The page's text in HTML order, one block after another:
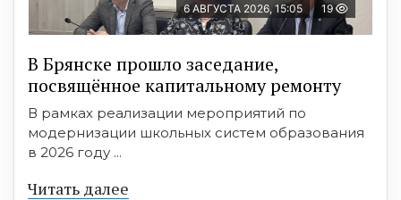
6 АВГУСТА 2026, 15:05 19
В Брянске прошло заседание,
посвящённое капитальному ремонту
В рамках реализации мероприятий по
модернизации школьных систем образования
в 2026 году ...
Читать далее